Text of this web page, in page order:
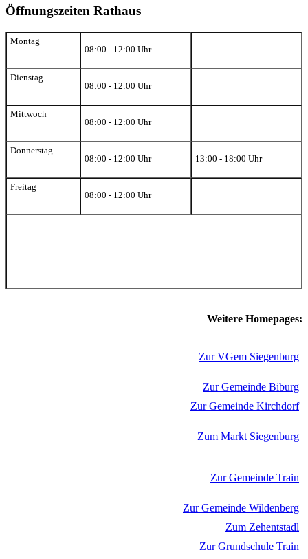
Öffnungszeiten Rathaus
Montag
08:00 - 12:00 Uhr
Dienstag
08:00 - 12:00 Uhr
Mittwoch
08:00 - 12:00 Uhr
Donnerstag
08:00 - 12:00 Uhr
13:00 - 18:00 Uhr
Freitag
08:00 - 12:00 Uhr
Weitere Homepages:
Zur VGem Siegenburg
Zur Gemeinde Biburg
Zur Gemeinde Kirchdorf
Zum Markt Siegenburg
Zur Gemeinde Train
Zur Gemeinde Wildenberg
Zum Zehentstadl
Zur Grundschule Train